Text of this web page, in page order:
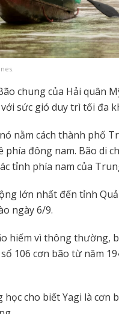
chung của Hải quân
sức gió duy trì tối đa
nằm cách thành phố
đông nam. Bão di
tỉnh phía nam của
lớn nhất đến tỉnh
ngày 6/9.
hiếm vì thông thường,
106 cơn bão từ năm
cho biết Yagi là cơn